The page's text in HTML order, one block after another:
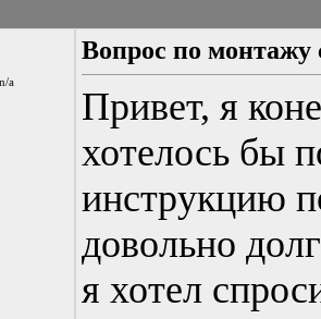
a
Вопрос по монтажу
Привет, я
хотелось бы
инструкцию
довольно
я хотел